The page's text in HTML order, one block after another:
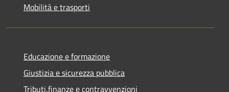
Mobilità e trasporti
Educazione e formazione
Giustizia e sicurezza pubblica
Tributi,finanze e contravvenzioni